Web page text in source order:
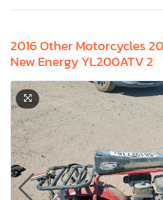
2016 Other Motorcycles
New Energy YL200ATV 2